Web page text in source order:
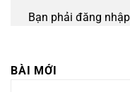
Bạn phải đăng nhập
BÀI MỚI